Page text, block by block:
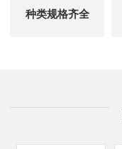
种类规格齐全